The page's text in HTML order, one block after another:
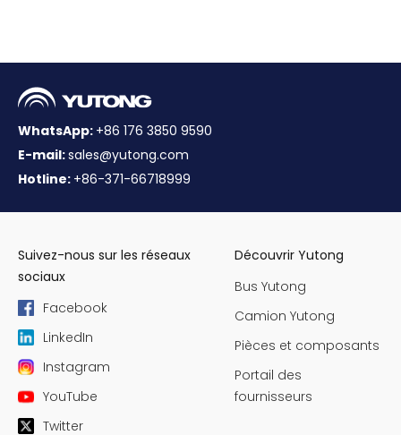
WhatsApp: +86 176 3850 9590
E-mail:sales@yutong.com
Hotline: +86-371-66718999
Suivez-nous sur les réseaux
sociaux
Facebook
LinkedIn
Instagram
YouTube
Twitter
Découvrir Yutong
Bus Yutong
Camion Yutong
Pièces et composants
Portail des
fournisseurs